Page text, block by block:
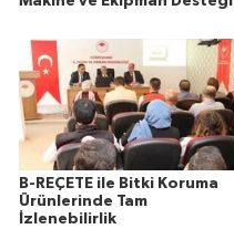
B-REÇETE ile Bitki Koruma
Ürünlerinde Tam
İzlenebilirlik